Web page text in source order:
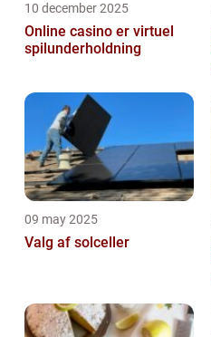
10 december 2025
Online casino er virtuel
spilunderholdning
09 may 2025
Valg af solceller